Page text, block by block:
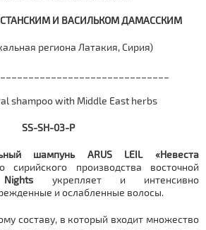
И ВАСИЛЬКОМ ДАМАССКИМ
региона Латакия, Сирия)
shampoo with Middle East herbs
SS-SH-03-P
шампунь ARUS LEIL «Невеста
сирийского производства восточной
укрепляет и интенсивно
и ослабленные волосы.
составу, в который входит множество